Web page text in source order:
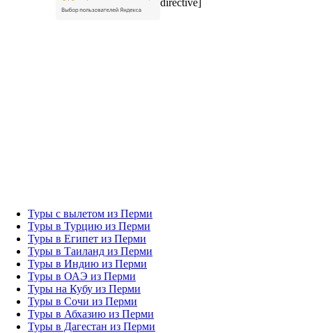
directive]
Туры с вылетом из Перми
Туры в Турцию из Перми
Туры в Египет из Перми
Туры в Таиланд из Перми
Туры в Индию из Перми
Туры в ОАЭ из Перми
Туры на Кубу из Перми
Туры в Сочи из Перми
Туры в Абхазию из Перми
Туры в Дагестан из Перми